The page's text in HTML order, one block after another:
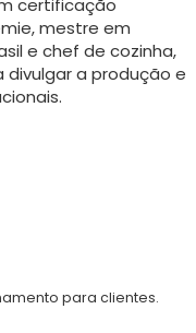
certificação
mestre em
e chef de cozinha,
a produção e
para clientes.